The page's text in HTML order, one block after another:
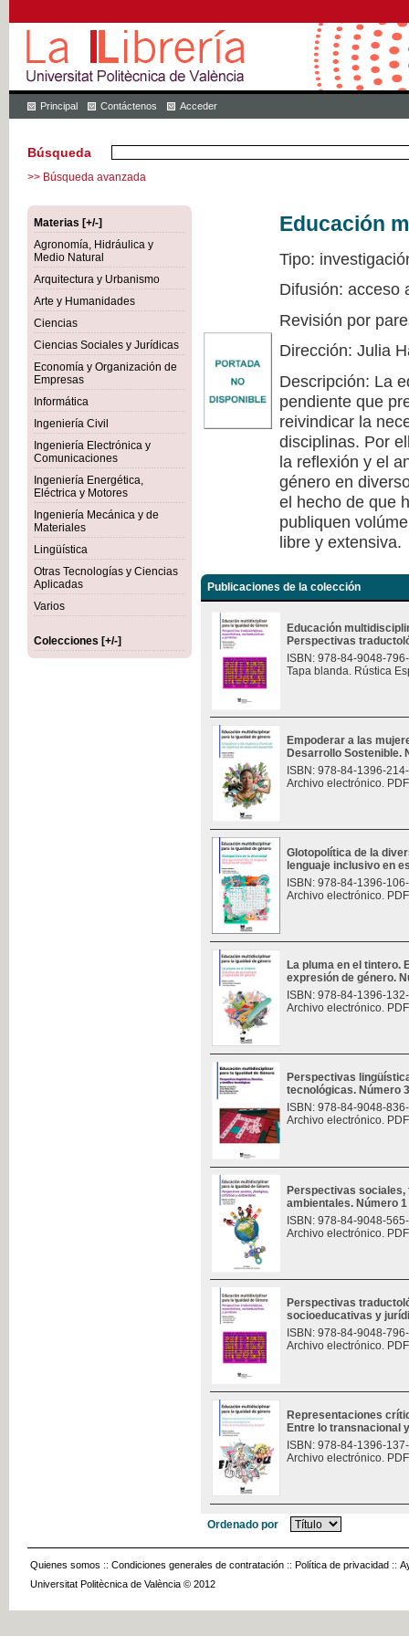
Principal Contáctenos Acceder
Búsqueda
>> Búsqueda avanzada
Materias [+/-]
Agronomía, Hidráulica y
Medio Natural
Arquitectura y Urbanismo
Arte y Humanidades
Ciencias
Ciencias Sociales y Jurídicas
Economía y Organización de
Empresas
Informática
Ingeniería Civil
Ingeniería Electrónica y
Comunicaciones
Ingeniería Energética,
Eléctrica y Motores
Ingeniería Mecánica y de
Materiales
Lingüística
Otras Tecnologías y Ciencias
Aplicadas
Varios
Colecciones [+/-]
Educación
Tipo:
Difusión: acceso
Revisión por
Dirección: Julia
Descripción: La
pendiente que
reivindicar la
disciplinas. Por
la reflexión y el
género en
el hecho de que
publiquen
libre y extensiva.
Publicaciones de la colección
Educación
Perspectivas
ISBN: 978-84-9048-
Tapa blanda. Rústica
Empoderar a las
Desarrollo Sostenible.
ISBN: 978-84-1396-
Archivo electrónico.
Glotopolítica de la
lenguaje inclusivo en
ISBN: 978-84-1396-
Archivo electrónico.
La pluma en el tintero.
expresión de género.
ISBN: 978-84-1396-
Archivo electrónico.
Perspectivas
tecnológicas. Número 3
ISBN: 978-84-9048-
Archivo electrónico.
Perspectivas
ambientales. Número 1
ISBN: 978-84-9048-
Archivo electrónico.
Perspectivas
socioeducativas y
ISBN: 978-84-9048-
Archivo electrónico.
Representaciones
Entre lo transnacional
ISBN: 978-84-1396-
Archivo electrónico.
Ordenado por
Quienes somos :: Condiciones generales de contratación :: Política de privacidad ::
Universitat Politècnica de València © 2012